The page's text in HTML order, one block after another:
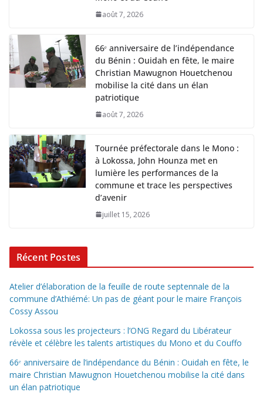
août 7, 2026
66ᵉ anniversaire de l’indépendance
du Bénin : Ouidah en fête, le maire
Christian Mawugnon Houetchenou
mobilise la cité dans un élan
patriotique
août 7, 2026
Tournée préfectorale dans le Mono :
à Lokossa, John Hounza met en
lumière les performances de la
commune et trace les perspectives
d’avenir
juillet 15, 2026
Récent Postes
Atelier d’élaboration de la feuille de route septennale de la
commune d’Athiémé: Un pas de géant pour le maire François
Cossy Assou
Lokossa sous les projecteurs : l’ONG Regard du Libérateur
révèle et célèbre les talents artistiques du Mono et du Couffo
66ᵉ anniversaire de l’indépendance du Bénin : Ouidah en fête, le
maire Christian Mawugnon Houetchenou mobilise la cité dans
un élan patriotique